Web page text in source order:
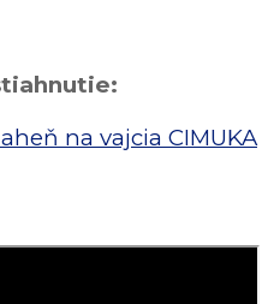
na vajcia CIMUKA